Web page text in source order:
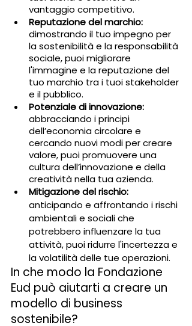
vantaggio competitivo.
Reputazione del marchio:
dimostrando il tuo impegno per
la sostenibilità e la responsabilità
sociale, puoi migliorare
l'immagine e la reputazione del
tuo marchio tra i tuoi stakeholder
e il pubblico.
Potenziale di innovazione:
abbracciando i principi
dell’economia circolare e
cercando nuovi modi per creare
valore, puoi promuovere una
cultura dell’innovazione e della
creatività nella tua azienda.
Mitigazione del rischio:
anticipando e affrontando i rischi
ambientali e sociali che
potrebbero influenzare la tua
attività, puoi ridurre l'incertezza e
la volatilità delle tue operazioni.
In che modo la Fondazione
Eud può aiutarti a creare un
modello di business
sostenibile?